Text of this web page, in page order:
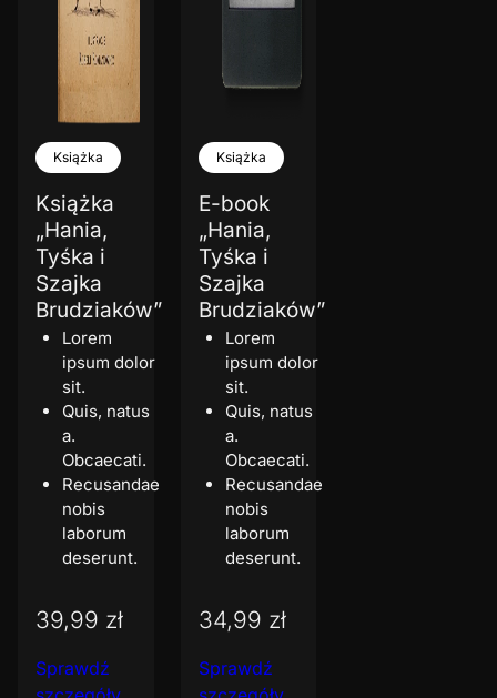
Książka
Książka
„Hania,
Tyśka i
Szajka
Brudziaków”
Lorem
ipsum dolor
sit.
Quis, natus
a.
Obcaecati.
Recusandae
nobis
laborum
deserunt.
39,99 zł
Sprawdź
Książka
E-book
„Hania,
Tyśka i
Szajka
Brudziaków”
Lorem
ipsum dolor
sit.
Quis, natus
a.
Obcaecati.
Recusandae
nobis
laborum
deserunt.
34,99 zł
Sprawdź